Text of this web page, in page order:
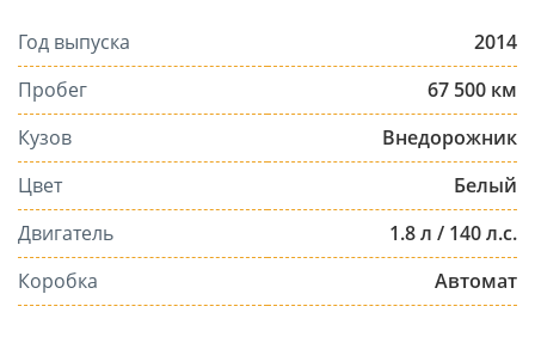
Год выпуска
2014
Пробег
67 500 км
Кузов
Внедорожник
Цвет
Белый
Двигатель
1.8 л / 140 л.с.
Коробка
Автомат